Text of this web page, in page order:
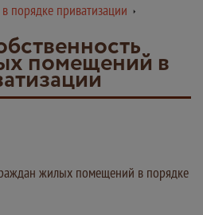
порядке приватизации
помещений в
жилых помещений в порядке